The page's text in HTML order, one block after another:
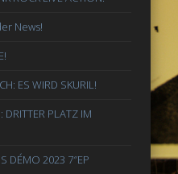
News!
ES WIRD SKURIL!
DRITTER PLATZ IM
DÉMO 2023 7″EP